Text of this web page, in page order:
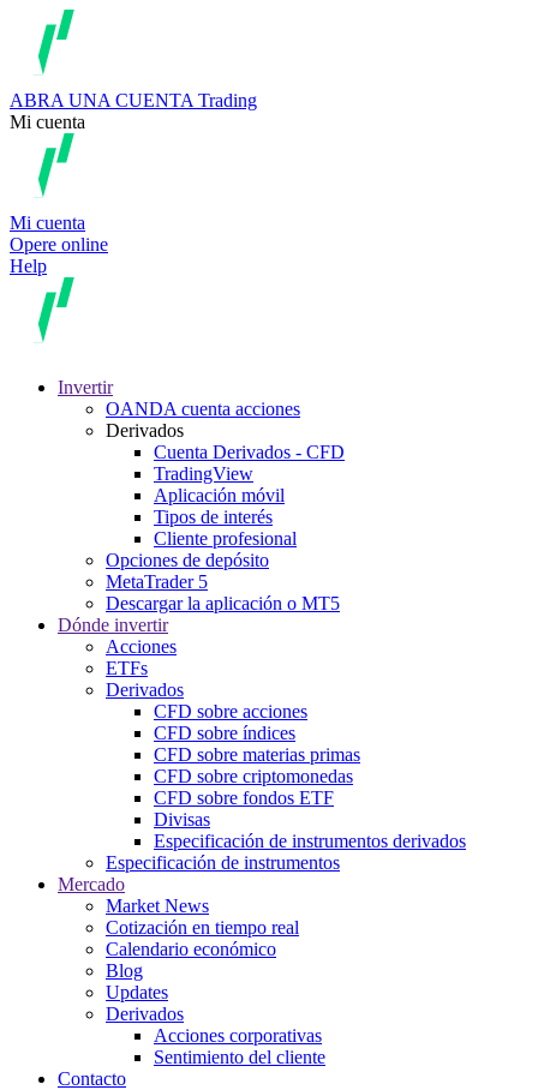
ABRA UNA CUENTA Trading
Mi cuenta
Mi cuenta
Opere online
Help
Invertir
OANDA cuenta acciones
Derivados
Cuenta Derivados - CFD
TradingView
Aplicación móvil
Tipos de interés
Cliente profesional
Opciones de depósito
MetaTrader 5
Descargar la aplicación o MT5
Dónde invertir
Acciones
ETFs
Derivados
CFD sobre acciones
CFD sobre índices
CFD sobre materias primas
CFD sobre criptomonedas
CFD sobre fondos ETF
Divisas
Especificación de instrumentos derivados
Especificación de instrumentos
Mercado
Market News
Cotización en tiempo real
Calendario económico
Blog
Updates
Derivados
Acciones corporativas
Sentimiento del cliente
Contacto